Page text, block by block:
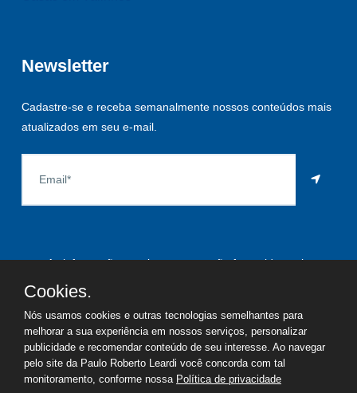
Newsletter
Cadastre-se e receba semanalmente nossos conteúdos mais
atualizados em seu e-mail.
As informações aqui constantes são fornecidas pelo
proprietário do imóvel e estão sujeitas a alteração a qualquer
©2026Copyright - Paulo Roberto Leardi | Todos os direitos
Cookies.
Nós usamos cookies e outras tecnologias semelhantes para
melhorar a sua experiência em nossos serviços, personalizar
publicidade e recomendar conteúdo de seu interesse. Ao navegar
pelo site da Paulo Roberto Leardi você concorda com tal
monitoramento, conforme nossa Política de privacidade